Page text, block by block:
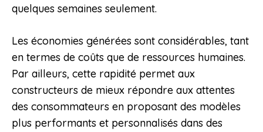
quelques semaines seulement.
Les économies générées sont considérables, tant
en termes de coûts que de ressources humaines.
Par ailleurs, cette rapidité permet aux
constructeurs de mieux répondre aux attentes
des consommateurs en proposant des modèles
plus performants et personnalisés dans des